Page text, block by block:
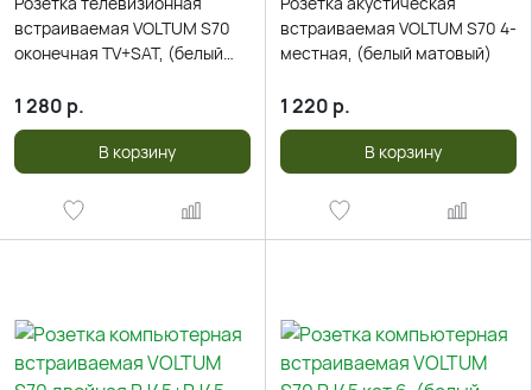
встраиваемая VOLTUM S70
оконечная TV+SAT, (белый
1 280 р.
В корзину
встраиваемая VOLTUM S70 4-
местная, (белый матовый)
1 220 р.
В корзину